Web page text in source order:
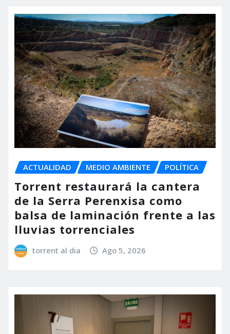
ACTUALIDAD MEDIO AMBIENTE POLÍTICA
Torrent restaurará la cantera
de la Serra Perenxisa como
balsa de laminación frente a las
lluvias torrenciales
torrent al dia Ago 5, 2026